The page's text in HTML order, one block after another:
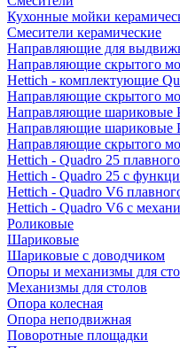
Кухонные мойки
Смесители керамические
Направляющие для
Направляющие скрытого
Hettich - комплектующие
Направляющие скрытого
Направляющие шариковые
Направляющие шариковые
Направляющие скрытого
Hettich - Quadro 25
Hettich - Quadro 25 с
Hettich - Quadro V6
Hettich - Quadro V6 с
Роликовые
Шариковые
Шариковые с доводчиком
Опоры и механизмы для
Механизмы для столов
Опора колесная
Опора неподвижная
Поворотные площадки